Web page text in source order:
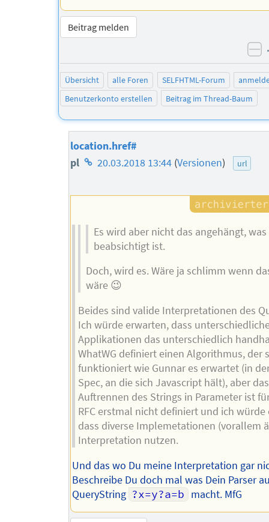
Beitrag melden
Übersicht alle Foren SELFHTML-Forum
Benutzerkonto erstellen
Beitrag im Thread-Baum
location.href#
pl Homepage
Autors
20.03.2018 13:44 (Versionen) url
Es wird aber nicht das angehängt, was
beabsichtigt ist.
Doch, wird es. Wäre ja schlimm wenn
wäre 😉
Beides sind valide Interpretationen des
Ich würde erwarten, dass
Applikationen das unterschiedlich
WhatWG definiert einen Algorithmus, der
funktioniert wie Gunnar es erwartet (in
Spec, an die sich Javascript hält), aber das
Auftrennen des Strings in Parameter ist
RFC erstmal nicht definiert und ich würde
dass diverse Implemetationen (vorallem
Interpretation nutzen.
Und das wo Du meine Interpretation gar
Beschreibe Du doch mal was Dein Parser
QueryString ?x=y?a=b macht. MfG